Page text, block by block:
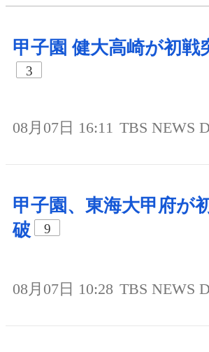
甲子園 健大高崎が初戦
3
08月07日 16:11 TBS NEWS
甲子園、東海大甲府が
破
9
08月07日 10:28 TBS NEWS